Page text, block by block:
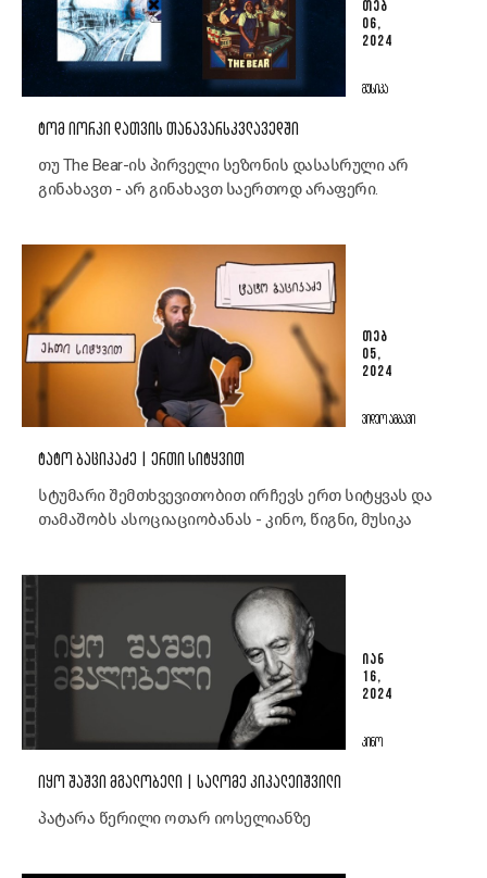
ᲗᲔᲑ
06,
2024
ᲛᲣᲡᲘᲙᲐ
ᲢᲝᲛ ᲘᲝᲠᲙᲘ ᲓᲐᲗᲕᲘᲡ ᲗᲐᲜᲐᲕᲐᲠᲡᲙᲕᲚᲐᲕᲔᲓᲨᲘ
თუ The Bear-ის პირველი სეზონის დასასრული არ
გინახავთ - არ გინახავთ საერთოდ არაფერი.
ᲗᲔᲑ
05,
2024
ᲕᲘᲓᲔᲝ ᲐᲛᲑᲐᲕᲘ
ᲢᲐᲢᲝ ᲑᲐᲪᲘᲙᲐᲫᲔ | ᲔᲠᲗᲘ ᲡᲘᲢᲧᲕᲘᲗ
სტუმარი შემთხვევითობით ირჩევს ერთ სიტყვას და
თამაშობს ასოციაციობანას - კინო, წიგნი, მუსიკა
ᲘᲐᲜ
16,
2024
ᲙᲘᲜᲝ
ᲘᲧᲝ ᲨᲐᲨᲕᲘ ᲛᲒᲐᲚᲝᲑᲔᲚᲘ | ᲡᲐᲚᲝᲛᲔ ᲙᲘᲙᲐᲚᲔᲘᲨᲕᲘᲚᲘ
პატარა წერილი ოთარ იოსელიანზე